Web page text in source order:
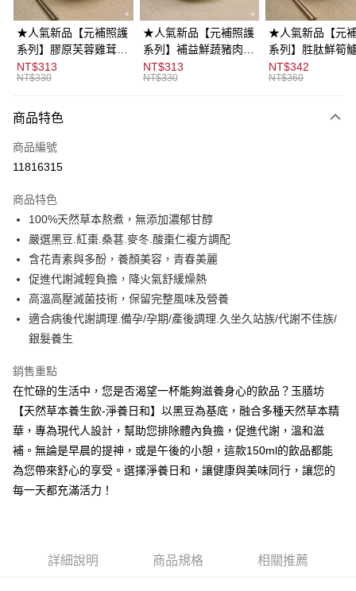
國泰世華商業銀行
兆豐國際商業銀行
臺灣中小企業銀行
台中商業銀行
匯豐（台灣）商業銀行
華泰商業銀行
聯邦商業銀行
遠東國際商業銀行
元大商業銀行
台灣樂天信用卡公司
悠遊付
ATM付款
宅配
離島宅配
★人氣新品【元補照護
系列】膠原芙蓉雞茸粥
300g*2入/盒｜關鍵營
養補給必備，添加膠原
醣，增強體力，調整生
NT$313
NT$330
★人氣新品【元補照護
系列】補益鮮蔬豬肉粥
300g*2入/盒｜關鍵營
養補充必備，添加膠原
NT$313
NT$330
★人氣新品【元
系列】胜肽鮮筍
300g*2入/盒｜關
養補給必備，添
纖維，補充能量
NT$342
NT$360
商品特色
商品編號
11816315
商品特色
100%天然草本熬煮，無添加濃郁甘醇
嚴選黑豆.紅棗.桑葚.麥冬.酸棗仁複方調配
含花青素與多酚，養顏美容，青春美麗
促進代謝減輕負擔，降火氣舒緩燥熱
高溫高壓滅菌技術，保留完整風味及營養
適合病後代謝調理.備孕/孕期/產後調理.久坐久站族/代謝不佳族/
銀髮養生
銷售重點
在忙碌的生活中，您是否渴望一杯能夠滋養身心的飲品？玉膳坊
【天然草本養生飲-淨養日和】以黑豆為基底，融合多種天然草本精
華，專為現代人設計，幫助您排除體內負擔，促進代謝，溫和滋
補。無論是早晨的提神，或是午後的小憩，這款150ml的飲品都能
為您帶來舒心的享受。選擇淨養日和，讓健康與美味同行，讓您的
每一天都充滿活力！
詳細說明 商品規格 相關推薦